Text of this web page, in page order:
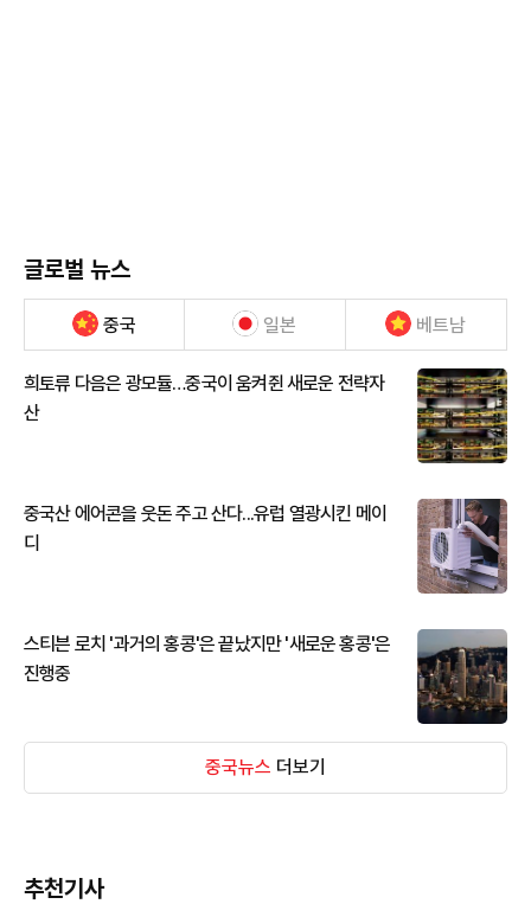
글로벌 뉴스
중국 일본 베트남
희토류 다음은 광모듈…중국이 움켜쥔 새로운 전략자
산
중국산 에어콘을 웃돈 주고 산다...유럽 열광시킨 메이
디
스티븐 로치 '과거의 홍콩'은 끝났지만 '새로운 홍콩'은
진행중
중국뉴스 더보기
추천기사